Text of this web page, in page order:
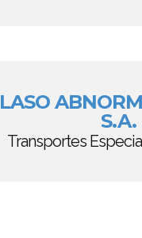
LASO
S.A.
Transportes